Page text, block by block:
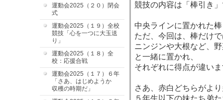
運動会2025（２０）閉会
式
運動会2025（１９）全校
競技「心を一つに大玉送
り」
運動会2025（１８）全
校：応援合戦
運動会2025（１７）６年
「さあ、はじめようか
収穫の時期だ」
競技の内容は「棒引き
中央ラインに置かれた
ただ、今回は、棒だけ
ニンジンや大根など、
と一緒に置かれ、
それぞれに得点が違い
さあ、赤白どちらがよ
５年生以下の妹たち弟